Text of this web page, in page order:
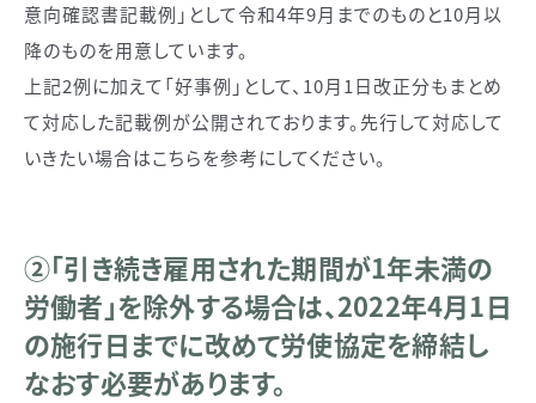
意向確認書記載例」として令和4年9月までのものと10月以
降のものを用意しています。
上記2例に加えて「好事例」として、10月1日改正分もまとめ
て対応した記載例が公開されております。先行して対応して
いきたい場合はこちらを参考にしてください。
②「引き続き雇用された期間が1年未満の
労働者」を除外する場合は、2022年4月1日
の施行日までに改めて労使協定を締結し
なおす必要があります。